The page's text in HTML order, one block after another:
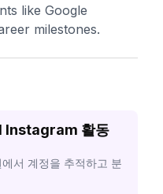
like Google
milestones.
Instagram 활동
서 계정을 추적하고 분